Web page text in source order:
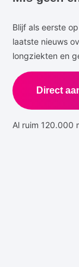
Blijf als eerste
laatste nieuws
longziekten en
Direct
Al ruim 120.000